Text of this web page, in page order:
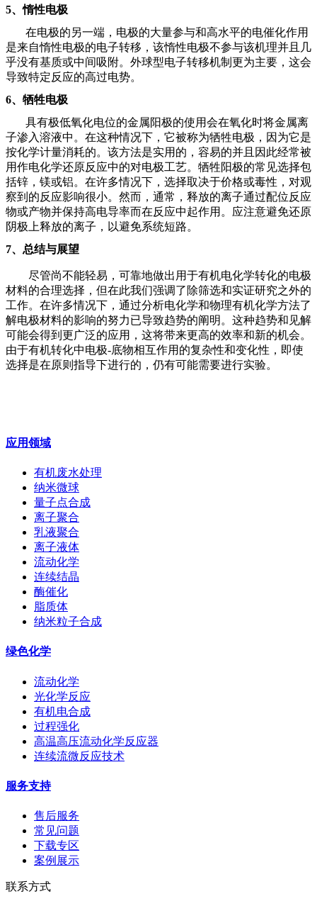
5、惰性电极
在电极的另一端，电极的大量参与和高水平的电催化作用
是来自惰性电极的电子转移，该惰性电极不参与该机理并且几
乎没有基质或中间吸附。外球型电子转移机制更为主要，这会
导致特定反应的高过电势。
6、 牺牲电极
具有极低氧化电位的金属阳极的使用会在氧化时将金属离
子渗入溶液中。在这种情况下，它被称为牺牲电极，因为它是
按化学计量消耗的。该方法是实用的，容易的并且因此经常被
用作电化学还原反应中的对电极工艺。牺牲阳极的常见选择包
括锌，镁或铝。在许多情况下，选择取决于价格或毒性，对观
察到的反应影响很小。然而，通常，释放的离子通过配位反应
物或产物并保持高电导率而在反应中起作用。应注意避免还原
阴极上释放的离子，以避免系统短路。
7、 总结与展望
尽管尚不能轻易，可靠地做出用于有机电化学转化的电极
材料的合理选择，但在此我们强调了除筛选和实证研究之外的
工作。在许多情况下，通过分析电化学和物理有机化学方法了
解电极材料的影响的努力已导致趋势的阐明。这种趋势和见解
可能会得到更广泛的应用，这将带来更高的效率和新的机会。
由于有机转化中电极-底物相互作用的复杂性和变化性，即使
选择是在原则指导下进行的，仍有可能需要进行实验。
应用领域
有机废水处理
纳米微球
量子点合成
离子聚合
乳液聚合
离子液体
流动化学
连续结晶
酶催化
脂质体
纳米粒子合成
绿色化学
流动化学
光化学反应
有机电合成
过程强化
高温高压流动化学反应器
连续流微反应技术
服务支持
售后服务
常见问题
下载专区
案例展示
联系方式